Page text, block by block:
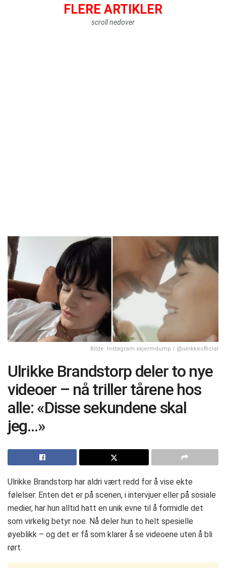
FLERE ARTIKLER
scroll nedover
Bilde: Instagram skjermdump / @ulrikkeofficial
Ulrikke Brandstorp deler to nye
videoer – nå triller tårene hos
alle: «Disse sekundene skal
jeg…»
Ulrikke Brandstorp har aldri vært redd for å vise ekte
følelser. Enten det er på scenen, i intervjuer eller på sosiale
medier, har hun alltid hatt en unik evne til å formidle det
som virkelig betyr noe. Nå deler hun to helt spesielle
øyeblikk – og det er få som klarer å se videoene uten å bli
rørt.